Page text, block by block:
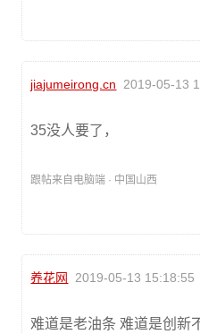
jiajumeirong.cn 2019-05-13
35没人要了，
跟帖来自电脑端 · 中国山西
养花网 2019-05-13 15:18:55
难道是老油条 难道是创新